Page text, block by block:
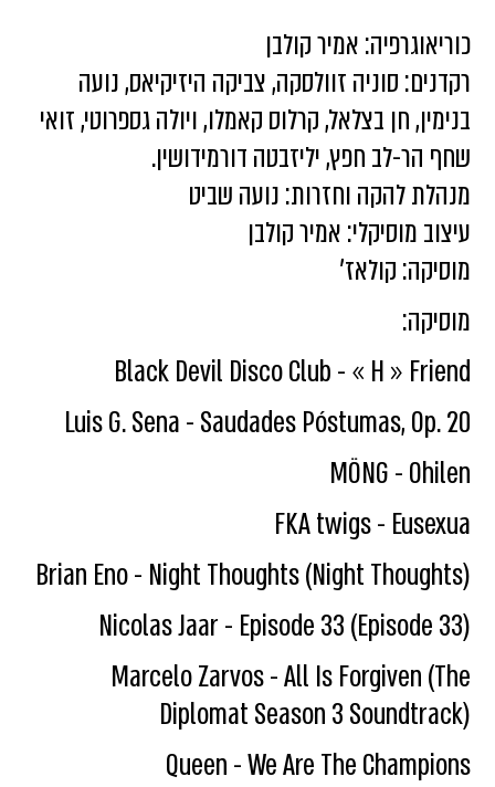
כוריאוגרפיה: אמיר קולבן
רקדנים: סוניה זוולסקה, צביקה היזיקיאס, נועה
בנימין, חן בצלאל, קרלוס קאמלו, ויולה גספרוטי, זואי
שחף הר-לב חפץ, יליזבטה דורמידושין.
מנהלת להקה וחזרות: נועה שביט
עיצוב מוסיקלי: אמיר קולבן
מוסיקה: קולאז'
מוסיקה:
Black Devil Disco Club - « H » Friend
Luis G. Sena - Saudades Póstumas, Op. 20
MÖNG - Ohilen
FKA twigs - Eusexua
Brian Eno - Night Thoughts (Night Thoughts)
Nicolas Jaar - Episode 33 (Episode 33)
Marcelo Zarvos - All Is Forgiven (The
Diplomat Season 3 Soundtrack)
Queen - We Are The Champions